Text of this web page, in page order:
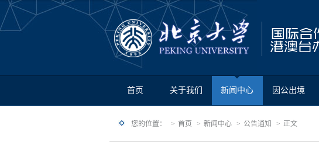
首页 关于我们 新闻中心 因公出境
您的位置： 首页 新闻中心 公告通知 正文